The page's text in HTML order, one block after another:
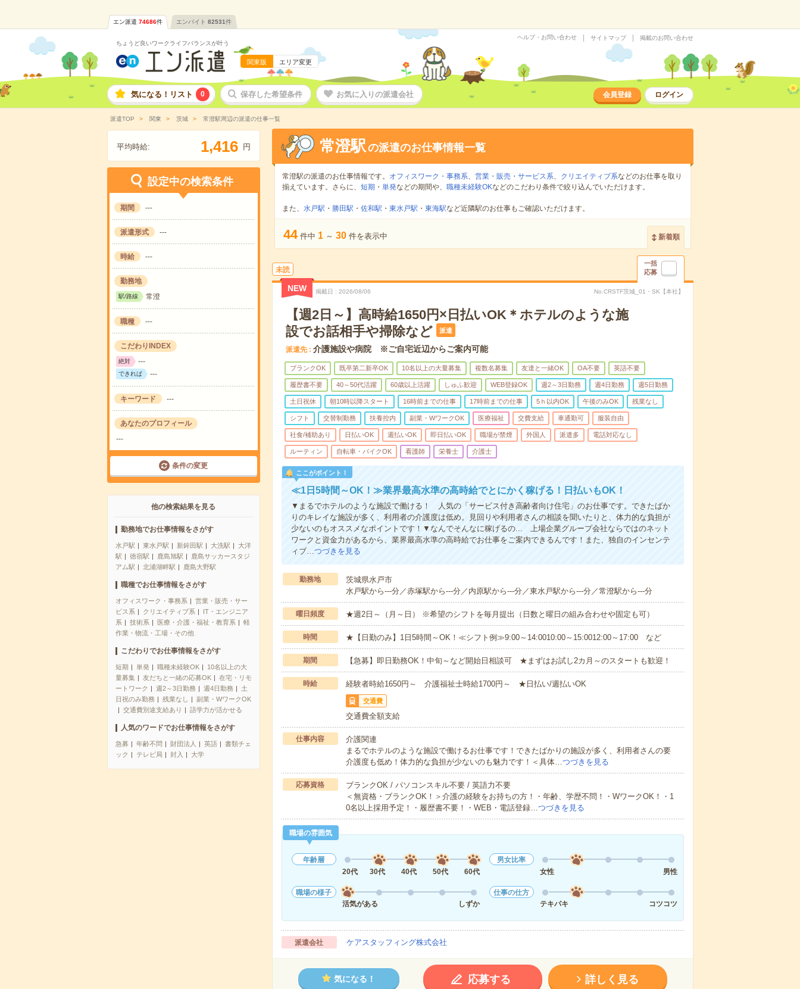
エン派遣 74686件 エンバイト 82531件
ちょうど良いワークライフバランスが叶う
関東版 エリア変更
ヘルプ・お問い合わせ サイトマップ 掲載のお問い合わせ
気になる！リスト 0 保存した希望条件 お気に入りの派遣会社 会員登録 ログイン
派遣TOP 関東 茨城 常澄駅周辺の派遣の仕事一覧
平均時給: 1,416 円
設定中の検索条件
期間 ---
派遣形式 ---
時給 ---
勤務地
駅/路線 常澄
職種 ---
こだわりINDEX
絶対 ---
できれば ---
キーワード ---
あなたのプロフィール
---
条件の変更
他の検索結果を見る
勤務地でお仕事情報をさがす
水戸駅 東水戸駅 新鉾田駅 大洗駅
大洋
駅
徳宿駅 鹿島旭駅
鹿島サッカースタジ
アム駅
北浦湖畔駅 鹿島大野駅
職種でお仕事情報をさがす
オフィスワーク・事務系
営業・販売・サー
ビス系
クリエイティブ系
IT・エンジニア
系
技術系 医療・介護・福祉・教育系
軽
作業・物流・工場・その他
こだわりでお仕事情報をさがす
短期 単発 職種未経験OK
10名以上の大
量募集
友だちと一緒の応募OK
在宅・リモ
ートワーク
週2～3日勤務 週4日勤務
土
日祝のみ勤務
残業なし
副業・WワークOK
交通費別途支給あり
語学力が活かせる
人気のワードでお仕事情報をさがす
急募 年齢不問 財団法人 英語
書類チェ
ック
テレビ局 封入 大学
常澄駅の派遣のお仕事情報一覧
常澄駅の派遣のお仕事情報です。 オフィスワーク・事務系、 営業・販売・サービス系、 クリエイティブ系などのお仕事を取り
揃えています。さらに、 短期 ・ 単発などの期間や、 職種未経験OKなどのこだわり条件で絞り込んでいただけます。
また、 水戸駅 ・ 勝田駅 ・ 佐和駅 ・ 東水戸駅 ・ 東海駅など近隣駅のお仕事もご確認いただけます。
44 件中 1 ～ 30 件を表示中 新着順
未読
一括
応募
NEW 掲載日 2026/08/06 No.CRSTF茨城_01・SK【本社】
【週2日～】高時給1650円×日払いOK＊ホテルのような施
設でお話相手や掃除など
派遣
派遣先 介護施設や病院 ※ご自宅近辺からご案内可能
ブランクOK 既卒第二新卒OK 10名以上の大量募集 複数名募集 友達と一緒OK OA不要 英語不要
履歴書不要 40～50代活躍 60歳以上活躍 しゅふ歓迎 WEB登録OK 週2～3日勤務 週4日勤務 週5日勤務
土日祝休 朝10時以降スタート 16時前までの仕事 17時前までの仕事 5ｈ以内OK 午後のみOK 残業なし
シフト 交替制勤務 扶養控内 副業・WワークOK 医療福祉 交費支給 車通勤可 服装自由
社食/補助あり 日払いOK 週払いOK 即日払いOK 職場が禁煙 外国人 派遣多 電話対応なし
ルーティン 自転車・バイクOK 看護師 栄養士 介護士
ここがポイント！
≪1日5時間～OK！≫業界最高水準の高時給でとにかく稼げる！日払いもOK！
▼まるでホテルのような施設で働ける！ 人気の「サービス付き高齢者向け住宅」のお仕事です。できたばか
りのキレイな施設が多く、利用者の介護度は低め。見回りや利用者さんの相談を聞いたりと、体力的な負担が
少ないのもオススメなポイントです！▼なんでそんなに稼げるの... 上場企業グループ会社ならではのネット
ワークと資金力があるから、業界最高水準の高時給でお仕事をご案内できるんです！また、独自のインセンテ
ィブ…つづきを見る
勤務地
茨城県水戸市
水戸駅から---分／赤塚駅から---分／内原駅から---分／東水戸駅から---分／常澄駅から---分
曜日頻度 ★週2日～（月～日） ※希望のシフトを毎月提出（日数と曜日の組み合わせや固定も可）
時間 ★【日勤のみ】1日5時間～OK！≪シフト例≫9:00～14:0010:00～15:0012:00～17:00 など
期間 【急募】即日勤務OK！中旬～など開始日相談可 ★まずはお試し2カ月～のスタートも歓迎！
時給 経験者時給1650円～ 介護福祉士時給1700円～ ★日払い/週払いOK
交通費
交通費全額支給
仕事内容
介護関連
まるでホテルのような施設で働けるお仕事です！できたばかりの施設が多く、利用者さんの要
介護度も低め！体力的な負担が少ないのも魅力です！＜具体…つづきを見る
応募資格
ブランクOK / パソコンスキル不要 / 英語力不要
＜無資格・ブランクOK！＞介護の経験をお持ちの方！・年齢、学歴不問！・WワークOK！・1
0名以上採用予定！・履歴書不要！・WEB・電話登録…つづきを見る
職場の雰囲気
年齢層
20代
30代 40代 50代 60代
男女比率
女性
男性
職場の様子
活気がある
しずか
仕事の仕方
テキパキ
コツコツ
派遣会社 ケアスタッフィング株式会社
気になる！ 応募する 詳しく見る